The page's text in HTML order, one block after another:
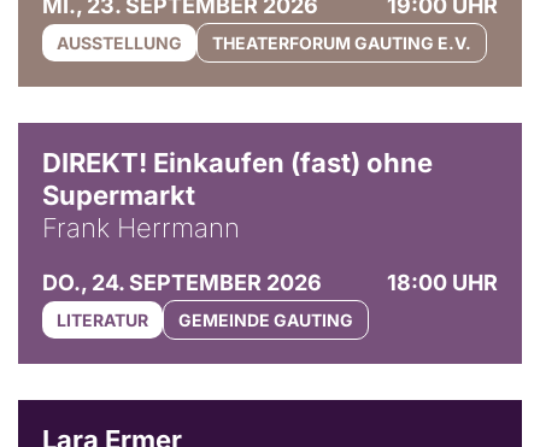
MI., 23. SEPTEMBER 2026 19:00 UHR
AUSSTELLUNG THEATERFORUM GAUTING E.V.
DIREKT! Einkaufen (fast) ohne
Supermarkt
Frank Herrmann
DO., 24. SEPTEMBER 2026 18:00 UHR
LITERATUR GEMEINDE GAUTING
Lara Ermer